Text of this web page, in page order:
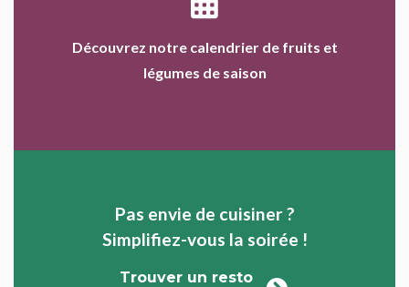
Découvrez notre calendrier de fruits et
légumes de saison
Pas envie de cuisiner ?
Simplifiez-vous la soirée !
Trouver un resto